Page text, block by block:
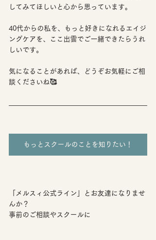
してみてほしい と心から思っています。
40代からの私を、もっと好きになれるエイジ
ングケアを、ここ出雲でご一緒できたらうれ
しいです。
気になることがあれば、どうぞお気軽にご相
談くださいね🥰
もっとスクールのことを知りたい！
「メルスィ公式ライン」とお友達になりませ
んか？
事前のご相談やスクールに